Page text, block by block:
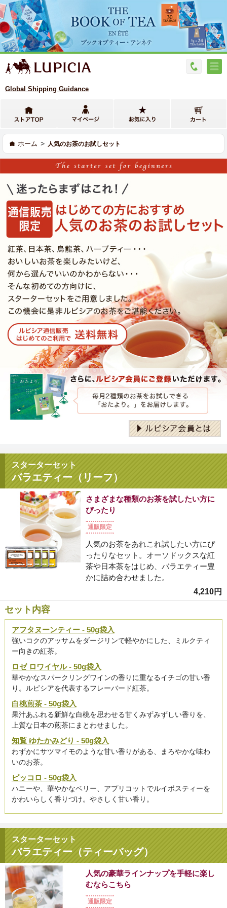
Global Shipping Guidance
ホーム > 人気のお茶のお試しセット
スターターセット
バラエティー（リーフ）
さまざまな種類のお茶を試したい方に
ぴったり
通販限定
人気のお茶をあれこれ試したい方にぴ
ったりなセット。オーソドックスな紅
茶や日本茶をはじめ、バラエティー豊
かに詰め合わせました。
4,210円
セット内容
アフタヌーンティー - 50g袋入
強いコクのアッサムをダージリンで軽やかにした、ミルクティ
ー向きの紅茶。
ロゼ ロワイヤル - 50g袋入
華やかなスパークリングワインの香りに重なるイチゴの甘い香
り。ルピシアを代表するフレーバード紅茶。
白桃煎茶 - 50g袋入
果汁あふれる新鮮な白桃を思わせる甘くみずみずしい香りを、
上質な日本の煎茶にまとわせました。
知覧 ゆたかみどり - 50g袋入
わずかにサツマイモのような甘い香りがある、まろやかな味わ
いのお茶。
ピッコロ - 50g袋入
ハニーや、華やかなベリー、アプリコットでルイボスティーを
かわいらしく香りづけ。やさしく甘い香り。
スターターセット
バラエティー（ティーバッグ）
人気の豪華ラインナップを手軽に楽し
むならこちら
通販限定